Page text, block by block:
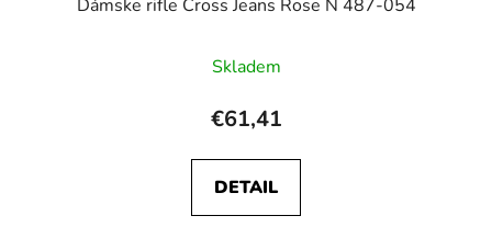
Dámske rifle Cross Jeans Rose N 487-054
Skladem
€61,41
DETAIL